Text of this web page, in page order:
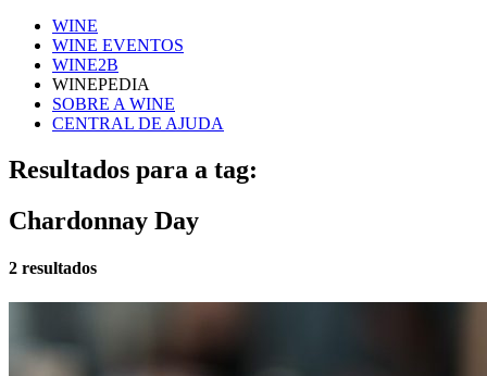
WINE
WINE EVENTOS
WINE2B
WINEPEDIA
SOBRE A WINE
CENTRAL DE AJUDA
Resultados para a tag:
Chardonnay Day
2 resultados